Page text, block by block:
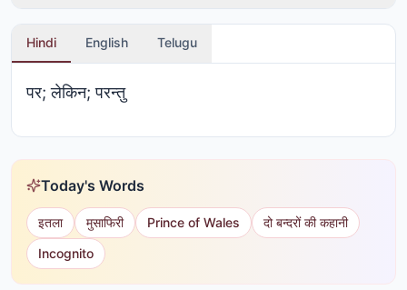
Hindi English Telugu
पर; लेकिन; परन्तु
Today's Words
इतला मुसाफिरी Prince of Wales
दो बन्दरों की कहानी
Incognito